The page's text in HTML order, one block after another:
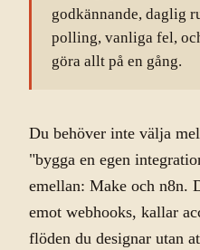
godkännande, daglig
polling, vanliga fel,
göra allt på en gång.
Du behöver inte välja
"bygga en egen
emellan: Make och n8n.
emot webhooks, kallar
flöden du designar utan